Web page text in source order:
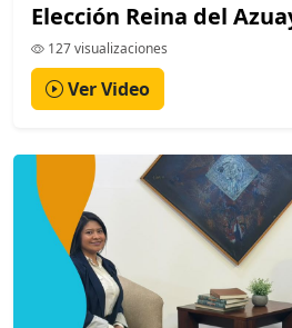
Elección Reina del
127 visualizaciones
Ver Video